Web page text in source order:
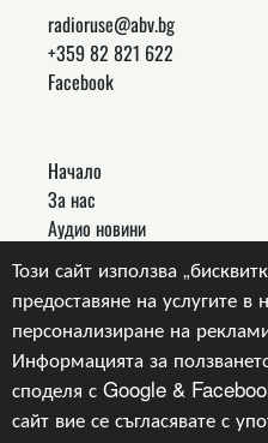
Този сайт използва
предоставяне на услугите в
персонализиране на
Информацията за
споделя с Google &
сайт вие се съгласявате с
radioruse@abv.bg
+359 82 821 622
Facebook
Начало
За нас
Аудио новини
Връзки
Контакти
Copyright © 2024, v.1.0,